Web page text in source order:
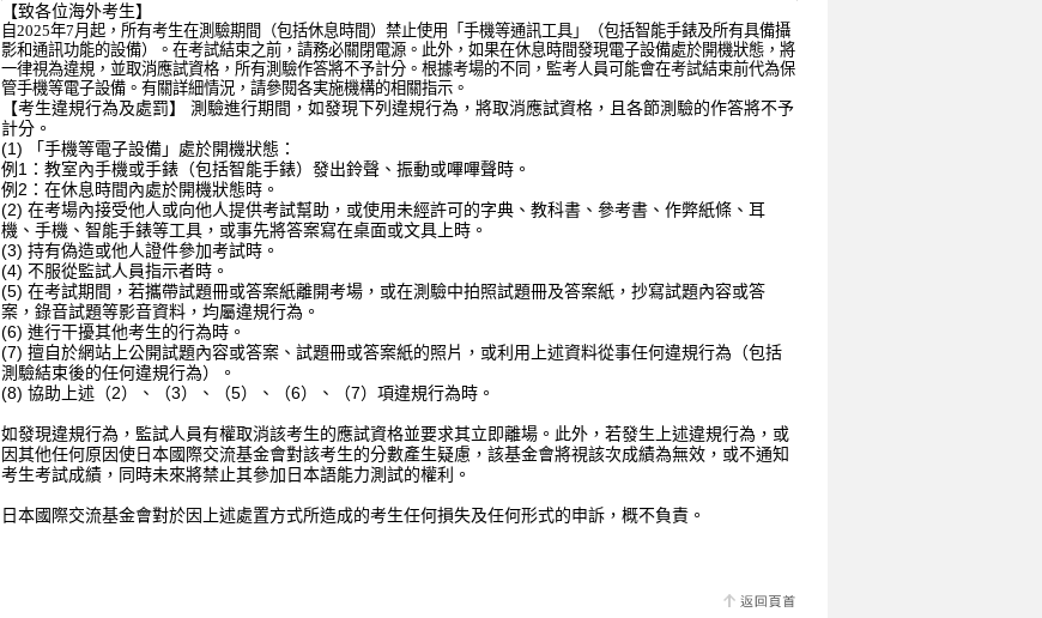
【致各位海外考生】
自2025年7月起，所有考生在測驗期間（包括休息時間）禁止使用「手機等通訊工具」（包括智能手錶及所有具備攝
影和通訊功能的設備）。 在考試結束之前，請務必關閉電源。此外，如果在休息時間發現電子設備處於開機狀態，將
一律視為違規，並取消應試資格，所有測驗作答將不予計分。根據考場的不同，監考人員可能會在考試結束前代為保
管手機等電子設備。有關詳細情況，請參閱各実施機構的相關指示。
【考生違規行為及處罰】 測驗進行期間，如發現下列違規行為，將取消應試資格，且各節測驗的作答將不予
計分。
(1) 「手機等電子設備」處於開機狀態：
例1：教室內手機或手錶（包括智能手錶）發出鈴聲、振動或嗶嗶聲時。
例2：在休息時間內處於開機狀態時。
(2) 在考場內接受他人或向他人提供考試幫助，或使用未經許可的字典、教科書、參考書、作弊紙條、耳
機、手機、智能手錶等工具，或事先將答案寫在桌面或文具上時。
(3) 持有偽造或他人證件參加考試時。
(4) 不服從監試人員指示者時。
(5) 在考試期間，若攜帶試題冊或答案紙離開考場，或在測驗中拍照試題冊及答案紙，抄寫試題內容或答
案，錄音試題等影音資料，均屬違規行為。
(6) 進行干擾其他考生的行為時。
(7) 擅自於網站上公開試題內容或答案、試題冊或答案紙的照片，或利用上述資料從事任何違規行為（包括
測驗結束後的任何違規行為）。
(8) 協助上述（2）、（3）、（5）、（6）、（7）項違規行為時。
如發現違規行為，監試人員有權取消該考生的應試資格並要求其立即離場。此外，若發生上述違規行為，或
因其他任何原因使日本國際交流基金會對該考生的分數產生疑慮，該基金會將視該次成績為無效，或不通知
考生考試成績，同時未來將禁止其參加日本語能力測試的權利。
日本國際交流基金會對於因上述處置方式所造成的考生任何損失及任何形式的申訴，概不負責。